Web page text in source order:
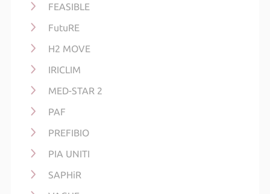
FEASIBLE
FutuRE
H2 MOVE
IRICLIM
MED-STAR 2
PAF
PREFIBIO
PIA UNITI
SAPHiR